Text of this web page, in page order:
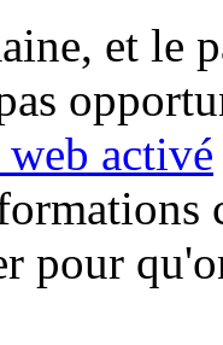
et le
web activé
pour